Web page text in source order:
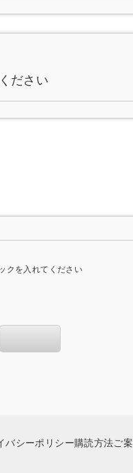
ださい
クを入れてください
バシーポリシー購読方法ご